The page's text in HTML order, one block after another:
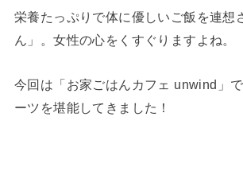
栄養たっぷりで体に優しいご飯を連想
ん」。女性の心をくすぐりますよね。
今回は「お家ごはんカフェ unwind」
ーツを堪能してきました！